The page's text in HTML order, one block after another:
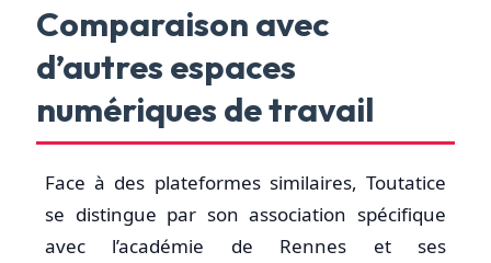
Comparaison avec
d’autres espaces
numériques de travail
Face à des plateformes similaires, Toutatice
se distingue par son association spécifique
avec l’académie de Rennes et ses